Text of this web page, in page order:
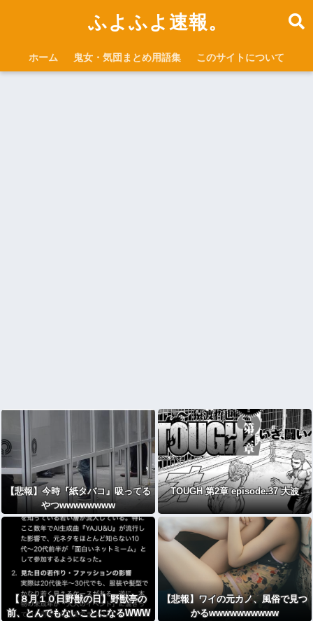
ふよふよ速報。
ホーム 鬼女・気団まとめ用語集 このサイトについて
【悲報】今時『紙タバコ』吸ってる
やつwwwwwwww
TOUGH 第2章 episode.37 大波
【８月１０日野獣の日】野獣亭の
前、とんでもないことになるWWW
【悲報】ワイの元カノ、風俗で見つ
かるwwwwwwwwww